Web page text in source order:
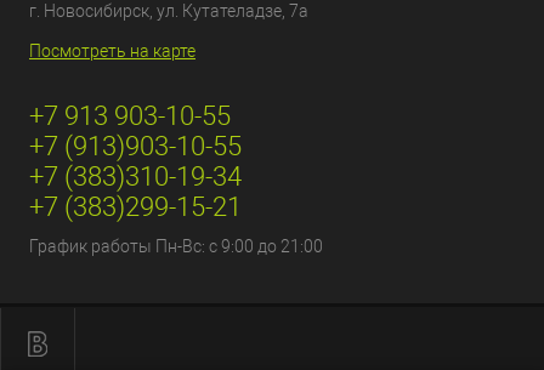
г. Новосибирск, ул. Кутателадзе, 7а
Посмотреть на карте
+7 913 903-10-55
+7 (913)903-10-55
+7 (383)310-19-34
+7 (383)299-15-21
График работы Пн-Вс: с 9:00 до 21:00